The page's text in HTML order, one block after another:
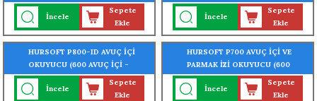
OKUMA ÖZELLİĞİ)
İncele
Sepete
Ekle
OKUMA ÖZELLİĞİ)
İncele
Sepete
Ekle
HURSOFT P800-ID AVUÇ İÇİ
OKUYUCU (600 AVUÇ İÇİ -
3000 PARMAK İZİ OKUMA
ÖZELLİĞİ)
İncele
Sepete
Ekle
HURSOFT P700 AVUÇ İÇİ VE
PARMAK İZİ OKUYUCU (600
AVUÇ İÇİ - 3000 PARMAK İZİ
OKUMA ÖZELLİĞİ)
İncele
Sepete
Ekle